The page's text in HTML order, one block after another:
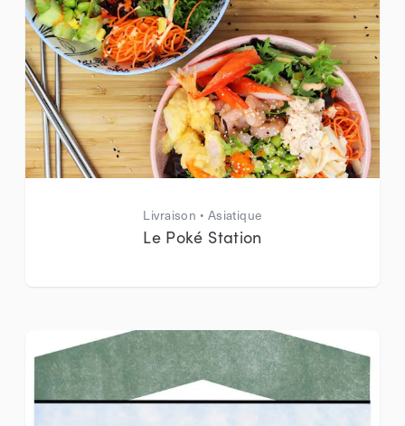
Livraison • Asiatique
Le Poké Station